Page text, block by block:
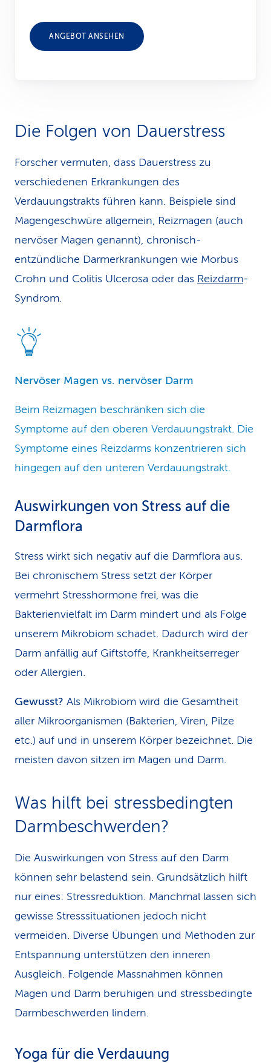
ANGEBOT ANSEHEN
Die Folgen von Dauerstress
Forscher vermuten, dass Dauerstress zu
verschiedenen Erkrankungen des
Verdauungstrakts führen kann. Beispiele sind
Magengeschwüre allgemein, Reizmagen (auch
nervöser Magen genannt), chronisch-
entzündliche Darmerkrankungen wie Morbus
Crohn und Colitis Ulcerosa oder das Reizdarm-
Syndrom.
Nervöser Magen vs. nervöser Darm
Beim Reizmagen beschränken sich die
Symptome auf den oberen Verdauungstrakt. Die
Symptome eines Reizdarms konzentrieren sich
hingegen auf den unteren Verdauungstrakt.
Auswirkungen von Stress auf die
Darmflora
Stress wirkt sich negativ auf die Darmflora aus.
Bei chronischem Stress setzt der Körper
vermehrt Stresshormone frei, was die
Bakterienvielfalt im Darm mindert und als Folge
unserem Mikrobiom schadet. Dadurch wird der
Darm anfällig auf Giftstoffe, Krankheitserreger
oder Allergien.
Gewusst? Als Mikrobiom wird die Gesamtheit
aller Mikroorganismen (Bakterien, Viren, Pilze
etc.) auf und in unserem Körper bezeichnet. Die
meisten davon sitzen im Magen und Darm.
Was hilft bei stressbe­ding­ten
Darmbeschwerden?
Die Auswirkungen von Stress auf den Darm
können sehr belastend sein. Grundsätzlich hilft
nur eines: Stressreduktion. Manchmal lassen sich
gewisse Stresssituationen jedoch nicht
vermeiden. Diverse Übungen und Methoden zur
Entspannung unterstützen den inneren
Ausgleich. Folgende Massnahmen können
Magen und Darm beruhigen und stressbedingte
Darmbeschwerden lindern.
Yoga für die Verdauung